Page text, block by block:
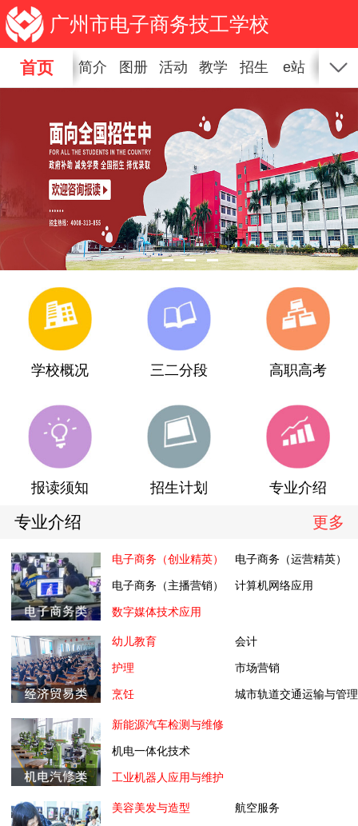
广州市电子商务技工学校
首页 简介 图册 活动 教学 招生 e站 新闻
学校概况 三二分段 高职高考
报读须知 招生计划 专业介绍
专业介绍 更多
电子商务（创业精英） 电子商务（运营精英）
电子商务（主播营销） 计算机网络应用
数字媒体技术应用
幼儿教育 会计
护理 市场营销
烹饪 城市轨道交通运输与管理
新能源汽车检测与维修
机电一体化技术
工业机器人应用与维护
美容美发与造型 航空服务